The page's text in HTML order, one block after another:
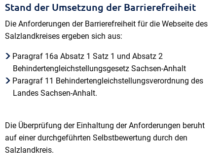
Stand der Umsetzung der Barrierefreiheit
Die Anforderungen der Barrierefreiheit für die Webseite des
Salzlandkreises ergeben sich aus:
Paragraf 16a Absatz 1 Satz 1 und Absatz 2
Behindertengleichstellungsgesetz Sachsen-Anhalt
Paragraf 11 Behindertengleichstellungsverordnung des
Landes Sachsen-Anhalt.
Die Überprüfung der Einhaltung der Anforderungen beruht
auf einer durchgeführten Selbstbewertung durch den
Salzlandkreis.